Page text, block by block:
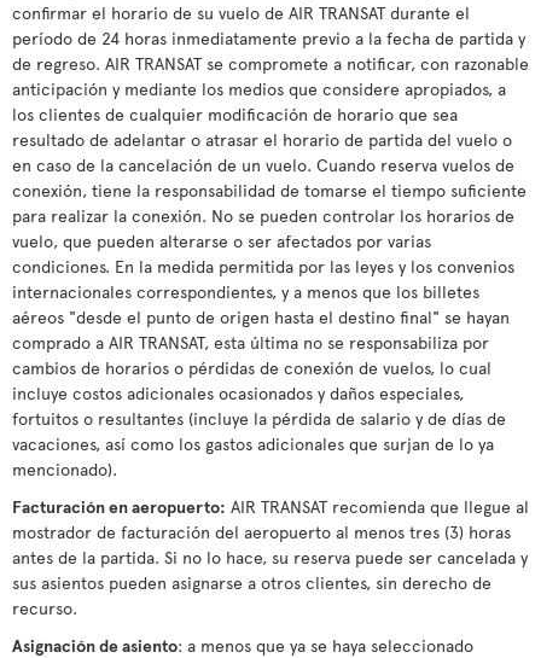
confirmar el horario de su vuelo de AIR TRANSAT durante el
período de 24 horas inmediatamente previo a la fecha de partida y
de regreso. AIR TRANSAT se compromete a notificar, con razonable
anticipación y mediante los medios que considere apropiados, a
los clientes de cualquier modificación de horario que sea
resultado de adelantar o atrasar el horario de partida del vuelo o
en caso de la cancelación de un vuelo. Cuando reserva vuelos de
conexión, tiene la responsabilidad de tomarse el tiempo suficiente
para realizar la conexión. No se pueden controlar los horarios de
vuelo, que pueden alterarse o ser afectados por varias
condiciones. En la medida permitida por las leyes y los convenios
internacionales correspondientes, y a menos que los billetes
aéreos "desde el punto de origen hasta el destino final" se hayan
comprado a AIR TRANSAT, esta última no se responsabiliza por
cambios de horarios o pérdidas de conexión de vuelos, lo cual
incluye costos adicionales ocasionados y daños especiales,
fortuitos o resultantes (incluye la pérdida de salario y de días de
vacaciones, así como los gastos adicionales que surjan de lo ya
mencionado).
Facturación en aeropuerto: AIR TRANSAT recomienda que llegue al
mostrador de facturación del aeropuerto al menos tres (3) horas
antes de la partida. Si no lo hace, su reserva puede ser cancelada y
sus asientos pueden asignarse a otros clientes, sin derecho de
recurso.
Asignación de asiento: a menos que ya se haya seleccionado